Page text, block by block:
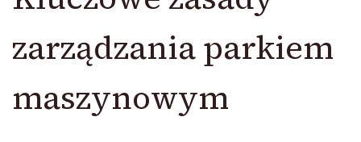
zarządzania parkiem
maszynowym